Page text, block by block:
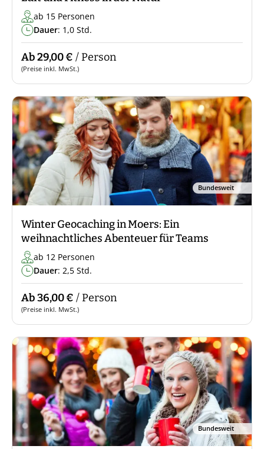
ab 15 Personen
Dauer: 1,0 Std.
Ab 29,00 € / Person
(Preise inkl. MwSt.)
Bundesweit
Winter Geocaching in Moers: Ein
weihnachtliches Abenteuer für Teams
ab 12 Personen
Dauer: 2,5 Std.
Ab 36,00 € / Person
(Preise inkl. MwSt.)
Bundesweit